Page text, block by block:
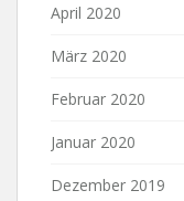
April 2020
März 2020
Februar 2020
Januar 2020
Dezember 2019